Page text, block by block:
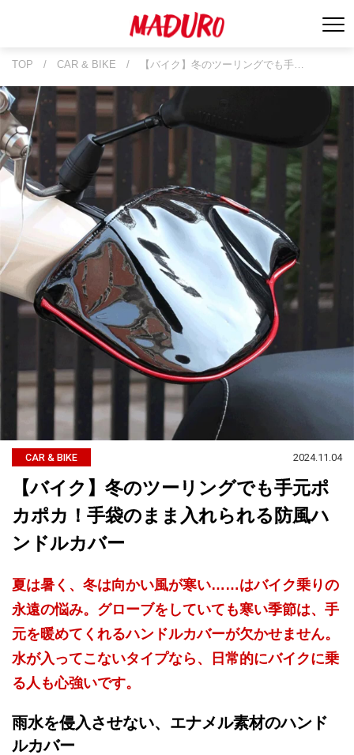
TOP / CAR & BIKE / 【バイク】冬のツーリングでも手…
CAR & BIKE 2024.11.04
【バイク】冬のツーリングでも手元ポ
カポカ！手袋のまま入れられる防風ハ
ンドルカバー
夏は暑く、冬は向かい風が寒い……はバイク乗りの
永遠の悩み。グローブをしていても寒い季節は、手
元を暖めてくれるハンドルカバーが欠かせません。
水が入ってこないタイプなら、日常的にバイクに乗
る人も心強いです。
雨水を侵入させない、エナメル素材のハンド
ルカバー